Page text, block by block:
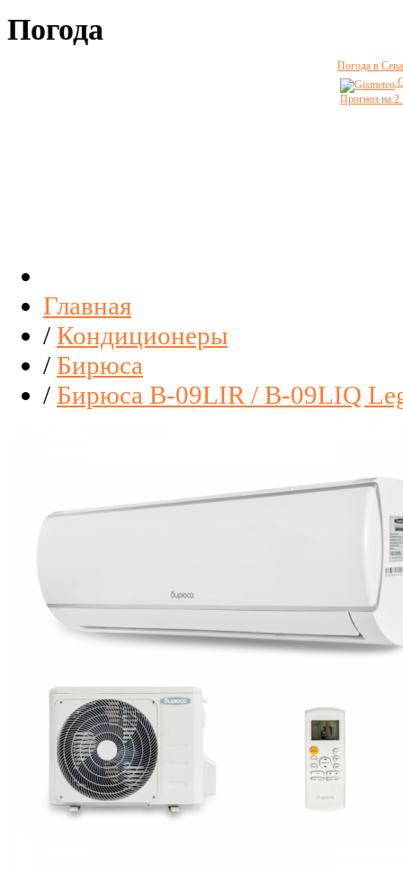
Погода
Погода в
Прогноз на 2
Главная
/ Кондиционеры
/ Бирюса
/ Бирюса B-09LIR / B-09LIQ